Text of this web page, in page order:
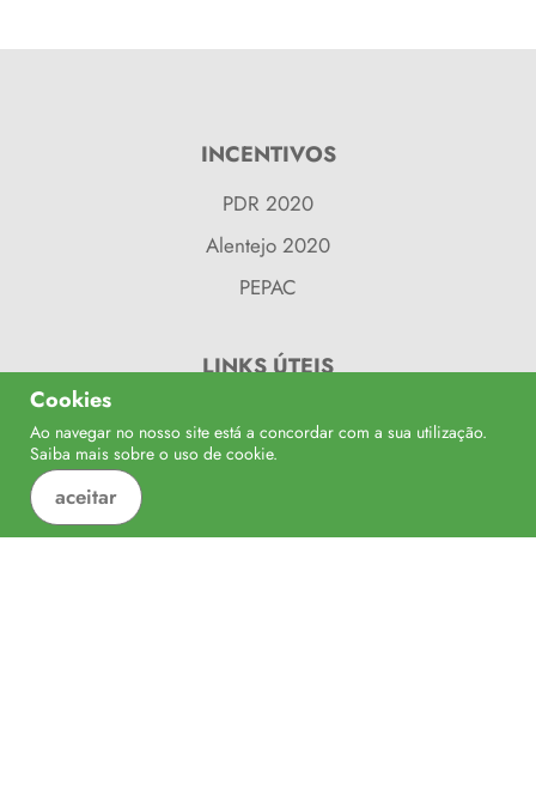
INCENTIVOS
PDR 2020
Alentejo 2020
PEPAC
LINKS ÚTEIS
Balcão 2020
Balcão do Fundos
Cookies
Ao navegar no nosso site está a concordar com a sua utilização.
Saiba mais sobre o uso de cookie.
aceitar
Confinanciado por: